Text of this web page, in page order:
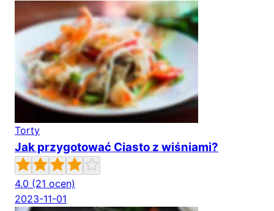
Torty
Jak przygotować Ciasto z wiśniami?
4.0 (21 ocen)
2023-11-01